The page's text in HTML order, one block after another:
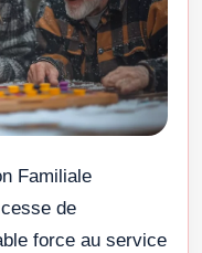
Familiale
de
force au service